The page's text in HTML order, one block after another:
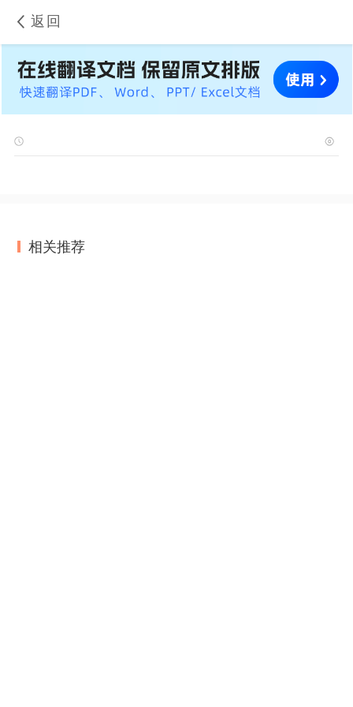
返回
相关推荐